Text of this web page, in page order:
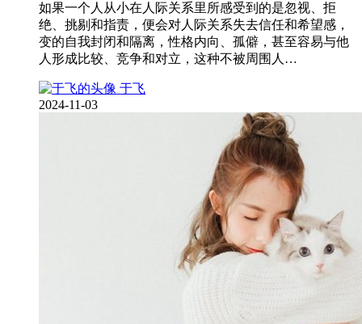
如果一个人从小在人际关系里所感受到的是忽视、拒
绝、挑剔和指责，便会对人际关系失去信任和希望感，
变的自我封闭和隔离，性格内向、孤僻，甚至容易与他
人形成比较、竞争和对立，这种不被周围人…
于飞
2024-11-03